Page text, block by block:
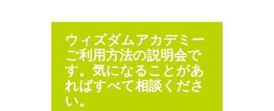
ウィズダムアカデミー
ご利用方法の説明会で
す。気になることがあ
ればすべて相談くださ
い。